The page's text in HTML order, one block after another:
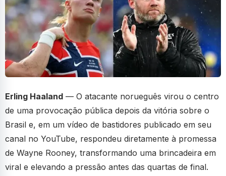
Erling Haaland — O atacante norueguês virou o centro
de uma provocação pública depois da vitória sobre o
Brasil e, em um vídeo de bastidores publicado em seu
canal no YouTube, respondeu diretamente à promessa
de Wayne Rooney, transformando uma brincadeira em
viral e elevando a pressão antes das quartas de final.